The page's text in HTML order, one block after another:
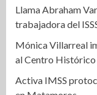
Llama Abraham
trabajadora del
Mónica Villarreal
al Centro Histórico
Activa IMSS